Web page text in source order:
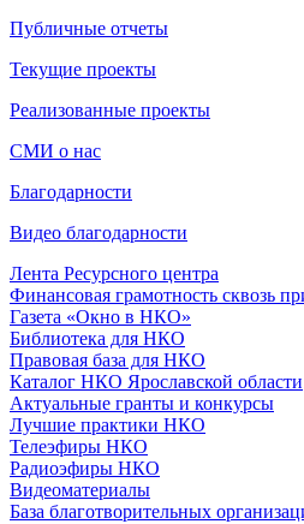
Публичные отчеты
Текущие проекты
Реализованные проекты
СМИ о нас
Благодарности
Видео благодарности
Лента Ресурсного центра
Финансовая грамотность сквозь
Газета «Окно в НКО»
Библиотека для НКО
Правовая база для НКО
Каталог НКО Ярославской области
Актуальные гранты и конкурсы
Лучшие практики НКО
Телеэфиры НКО
Радиоэфиры НКО
Видеоматериалы
База благотворительных